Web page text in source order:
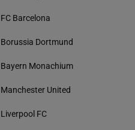
FC Barcelona
Borussia Dortmund
Bayern Monachium
Manchester United
Liverpool FC